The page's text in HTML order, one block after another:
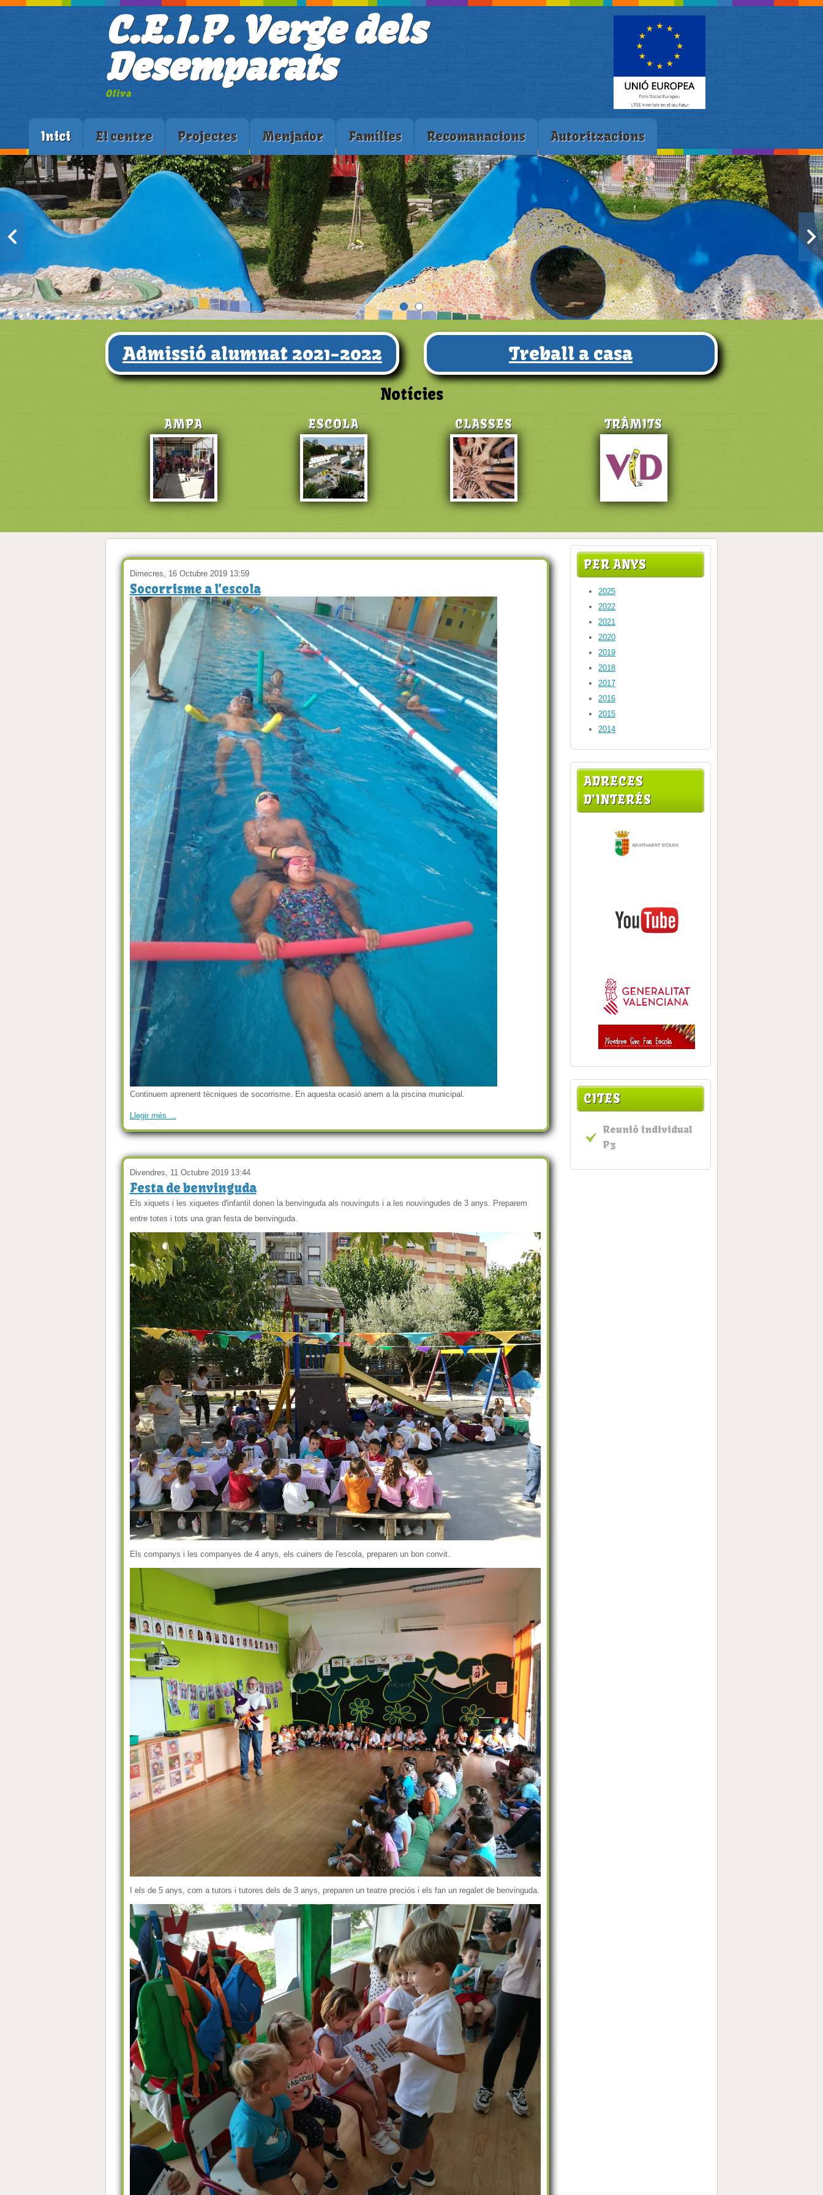
C.E.I.P. Verge dels
Desemparats
Oliva
Inici El centre Projectes Menjador Famílies Recomanacions Autoritzacions
Admissió alumnat 2021-2022 Treball a casa
Notícies
AMPA ESCOLA CLASSES TRÀMITS
Dimecres, 16 Octubre 2019 13:59
Socorrisme a l'escola
Continuem aprenent tècniques de socorrisme. En aquesta ocasió anem a la piscina municipal.
Llegir més ...
Divendres, 11 Octubre 2019 13:44
Festa de benvinguda
Els xiquets i les xiquetes d'infantil donen la benvinguda als nouvinguts i a les nouvingudes de 3 anys. Preparem
entre totes i tots una gran festa de benvinguda.
Els companys i les companyes de 4 anys, els cuiners de l'escola, preparen un bon convit.
I els de 5 anys, com a tutors i tutores dels de 3 anys, preparen un teatre preciós i els fan un regalet de benvinguda.
PER ANYS
2025
2022
2021
2020
2019
2018
2017
2016
2015
2014
ADRECES
D'INTERÉS
CITES
Reunió individual
P3